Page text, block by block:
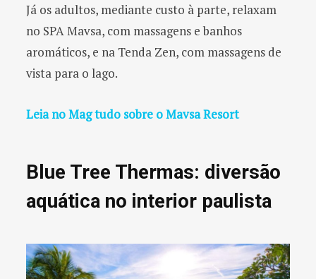
Já os adultos, mediante custo à parte, relaxam
no SPA Mavsa, com massagens e banhos
aromáticos, e na Tenda Zen, com massagens de
vista para o lago.
Leia no Mag tudo sobre o Mavsa Resort
Blue Tree Thermas: diversão
aquática no interior paulista